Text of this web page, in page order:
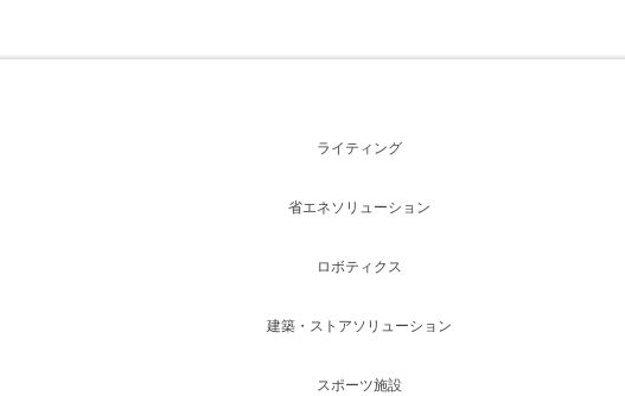
ライティング
省エネソリューション
ロボティクス
建築・ストアソリューション
スポーツ施設